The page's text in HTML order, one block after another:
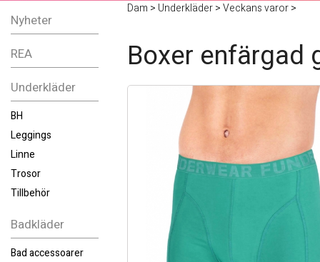
Nyheter
REA
Underkläder
BH
Leggings
Linne
Trosor
Tillbehör
Badkläder
Bad accessoarer
Dam > Underkläder>Veckans varor>
Boxer enfärgad